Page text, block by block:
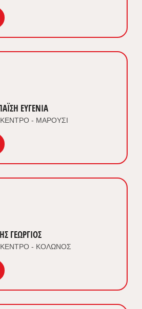
ΕΥΓΕΝΙΑ
- ΜΑΡΟΥΣΙ
ΓΕΩΡΓΙΟΣ
ΚΕΝΤΡΟ - ΚΟΛΩΝΟΣ